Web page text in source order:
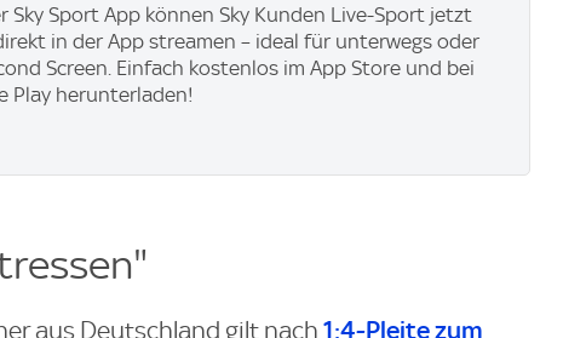
Sky Sport App können Sky Kunden Live-Sport jetzt
in der App streamen – ideal für unterwegs oder
Screen. Einfach kostenlos im App Store und bei
Play herunterladen!
aus Deutschland gilt nach 1:4-Pleite zum